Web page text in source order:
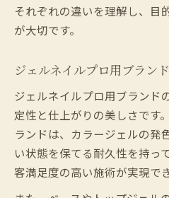
それぞれの違いを理解し、目
が大切です。
ジェルネイルプロ用ブラン
ジェルネイルプロ用ブランド
定性と仕上がりの美しさです
ランドは、カラージェルの発
い状態を保てる耐久性を持っ
客満足度の高い施術が実現でき